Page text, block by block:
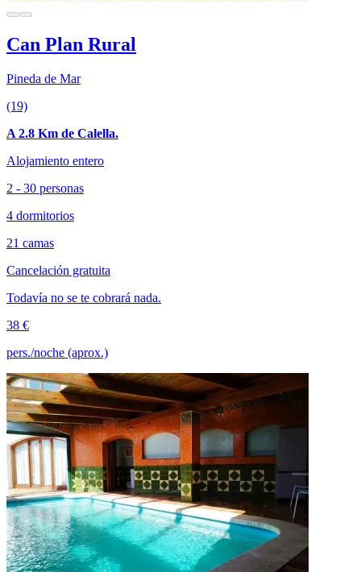
Can Plan Rural
Pineda de Mar
(19)
A 2.8 Km de Calella.
Alojamiento entero
2 - 30 personas
4 dormitorios
21 camas
Cancelación gratuita
Todavía no se te cobrará nada.
38 €
pers./noche (aprox.)